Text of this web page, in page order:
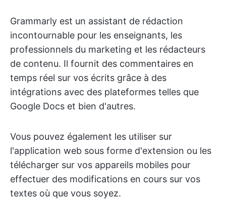
Grammarly est un assistant de rédaction
incontournable pour les enseignants, les
professionnels du marketing et les rédacteurs
de contenu. Il fournit des commentaires en
temps réel sur vos écrits grâce à des
intégrations avec des plateformes telles que
Google Docs et bien d'autres.
Vous pouvez également les utiliser sur
l'application web sous forme d'extension ou les
télécharger sur vos appareils mobiles pour
effectuer des modifications en cours sur vos
textes où que vous soyez.